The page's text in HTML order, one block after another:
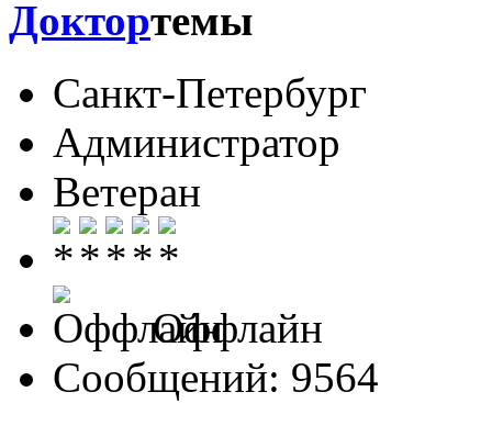
Доктор
Санкт-Петербург
Администратор
Ветеран
Оффлайн
Сообщений: 9564